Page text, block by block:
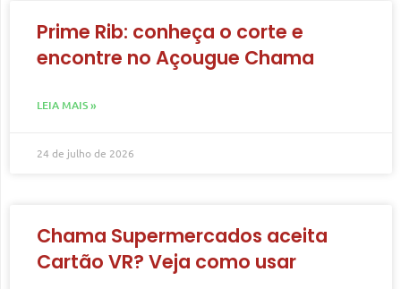
Prime Rib: conheça o corte e
encontre no Açougue Chama
LEIA MAIS »
24 de julho de 2026
Chama Supermercados aceita
Cartão VR? Veja como usar